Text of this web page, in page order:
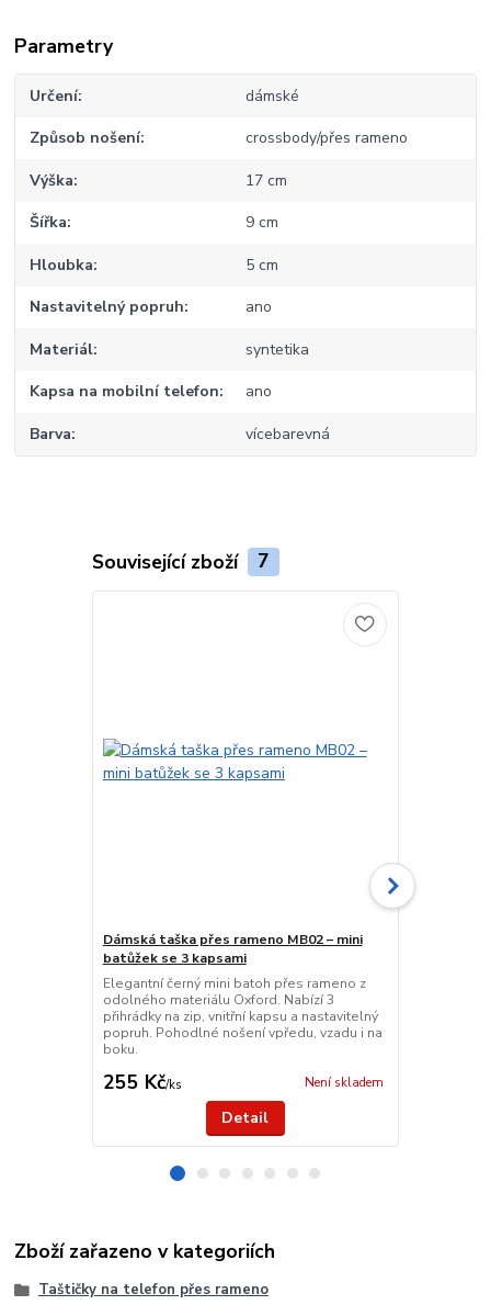
Parametry
Určení dámské
Způsob nošení crossbody/přes rameno
Výška 17 cm
Šířka 9 cm
Hloubka 5 cm
Nastavitelný popruh ano
Materiál syntetika
Kapsa na mobilní telefon ano
Barva vícebarevná
Související zboží 7
Dámská taška přes rameno MB02 – mini
batůžek se 3 kapsami
Elegantní černý mini batoh přes rameno z
odolného materiálu Oxford. Nabízí 3
přihrádky na zip, vnitřní kapsu a nastavitelný
popruh. Pohodlné nošení vpředu, vzadu i na
boku.
255 Kč/ks Není skladem
Detail
Zboží zařazeno v kategoriích
Taštičky na telefon přes rameno